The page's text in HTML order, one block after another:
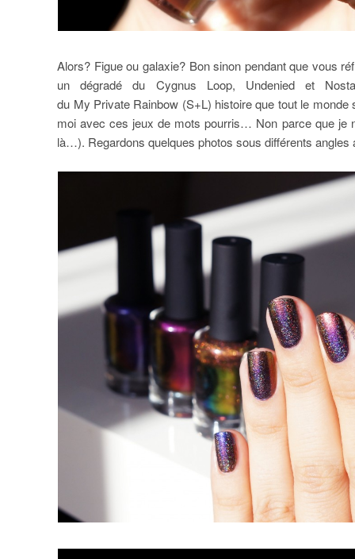
Alors? Figue ou galaxie? Bon sinon pendant que vous
un dégradé du Cygnus Loop, Undenied et
du My Private Rainbow (S+L) histoire que tout le
moi avec ces jeux de mots pourris… Non parce que je
là…). Regardons quelques photos sous différents angles